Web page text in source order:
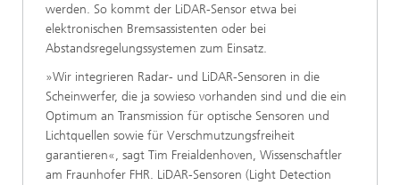
werden. So kommt der LiDAR-Sensor etwa bei
elektronischen Bremsassistenten oder bei
Abstandsregelungssystemen zum Einsatz.
»Wir integrieren Radar- und LiDAR-Sensoren in die
Scheinwerfer, die ja sowieso vorhanden sind und die ein
Optimum an Transmission für optische Sensoren und
Lichtquellen sowie für Verschmutzungsfreiheit
garantieren«, sagt Tim Freialdenhoven, Wissenschaftler
am Fraunhofer FHR. LiDAR-Sensoren (Light Detection